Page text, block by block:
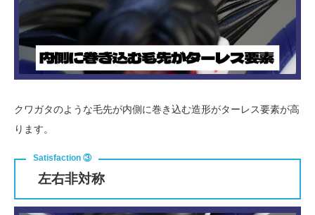
クワガタのような毛先が内側に巻き込む造形がターレス要素が高
ります。
左右非対称